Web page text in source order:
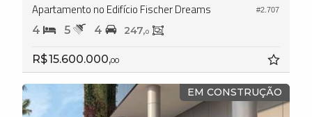
#2.707
Apartamento no Edifício Fischer Dreams
4 5 4 247,0
R$ 15.600.000,00
EM CONSTRUÇÃO